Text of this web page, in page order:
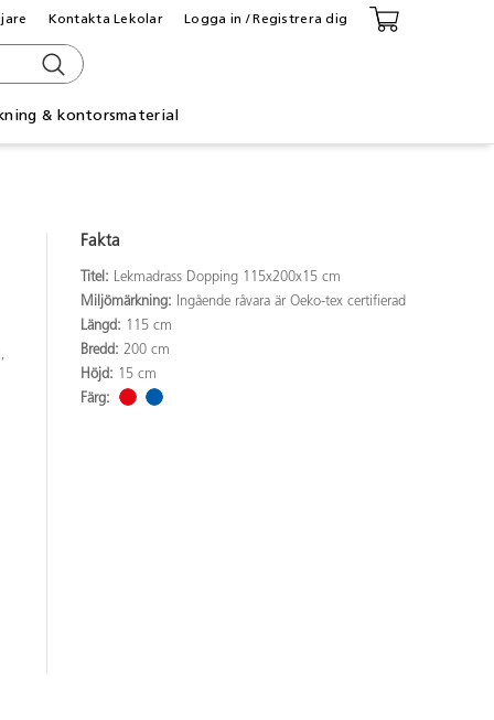
& kontorsmaterial
Kontakta Lekolar Logga in / Registrera dig
Fakta
Titel: Lekmadrass Dopping 115x200x15 cm
Miljömärkning:
Ingående råvara är Oeko-tex certifierad
Längd: 115 cm
Bredd: 200 cm
Höjd: 15 cm
Färg: